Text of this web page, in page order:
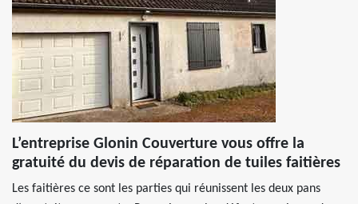
L’entreprise Glonin Couverture vous offre la
gratuité du devis de réparation de tuiles faitières
Les faitières ce sont les parties qui réunissent les deux pans